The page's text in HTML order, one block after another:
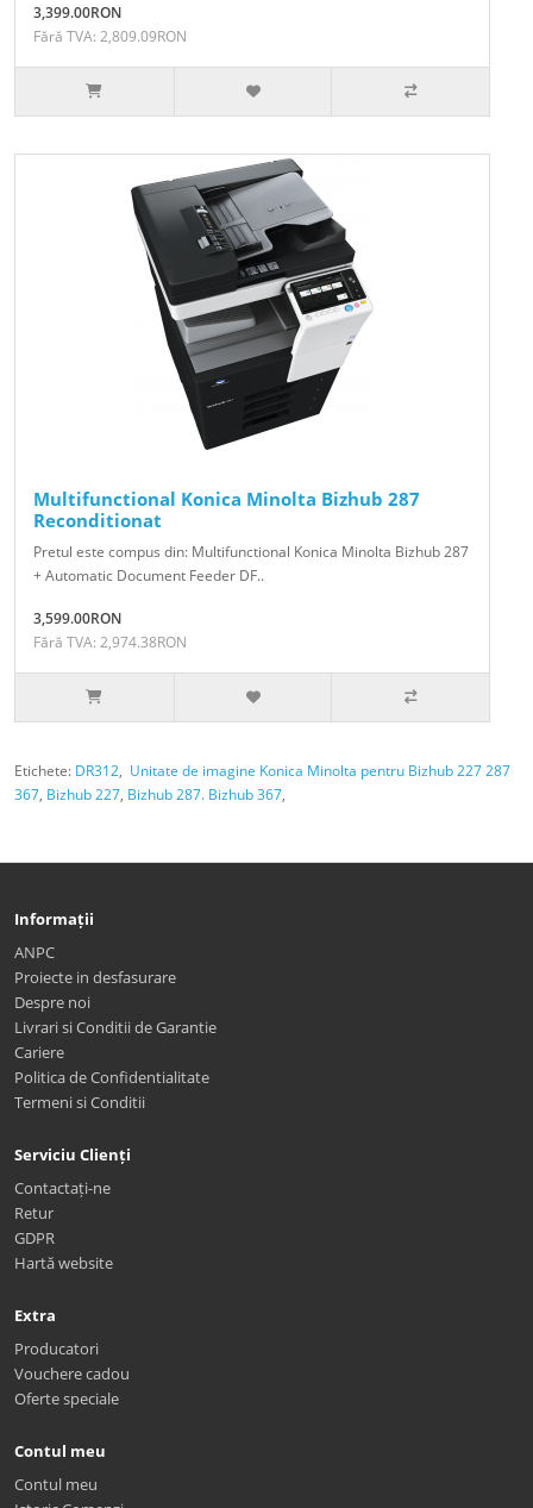
3,399.00RON
Fără TVA: 2,809.09RON
Multifunctional Konica Minolta Bizhub 287
Reconditionat
Pretul este compus din: Multifunctional Konica Minolta Bizhub 287
+ Automatic Document Feeder DF..
3,599.00RON
Fără TVA: 2,974.38RON
Etichete: DR312, Unitate de imagine Konica Minolta pentru Bizhub 227 287
367, Bizhub 227, Bizhub 287. Bizhub 367,
Informații
ANPC
Proiecte in desfasurare
Despre noi
Livrari si Conditii de Garantie
Cariere
Politica de Confidentialitate
Termeni si Conditii
Serviciu Clienți
Contactați-ne
Retur
GDPR
Hartă website
Extra
Producatori
Vouchere cadou
Oferte speciale
Contul meu
Contul meu